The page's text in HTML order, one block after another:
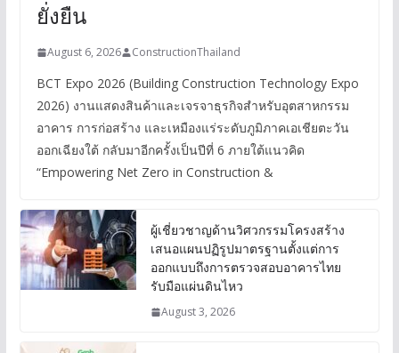
ยั่งยืน
August 6, 2026 ConstructionThailand
BCT Expo 2026 (Building Construction Technology Expo
2026) งานแสดงสินค้าและเจรจาธุรกิจสำหรับอุตสาหกรรม
อาคาร การก่อสร้าง และเหมืองแร่ระดับภูมิภาคเอเชียตะวัน
ออกเฉียงใต้ กลับมาอีกครั้งเป็นปีที่ 6 ภายใต้แนวคิด
“Empowering Net Zero in Construction &
ผู้เชี่ยวชาญด้านวิศวกรรมโครงสร้าง
เสนอแผนปฏิรูปมาตรฐานตั้งแต่การ
ออกแบบถึงการตรวจสอบอาคารไทย
รับมือแผ่นดินไหว
August 3, 2026